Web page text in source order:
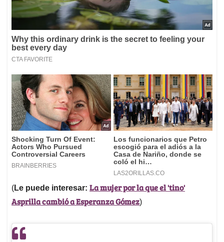
(Le puede interesar: La mujer por la que el 'tino'
Asprilla cambió a Esperanza Gómez)